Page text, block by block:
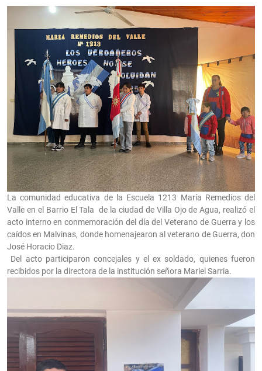
La comunidad educativa de la Escuela 1213 María Remedios del
Valle en el Barrio El Tala de la ciudad de Villa Ojo de Agua, realizó el
acto interno en conmemoración del día del Veterano de Guerra y los
caídos en Malvinas, donde homenajearon al veterano de Guerra, don
José Horacio Diaz.
Del acto participaron concejales y el ex soldado, quienes fueron
recibidos por la directora de la institución señora Mariel Sarria.